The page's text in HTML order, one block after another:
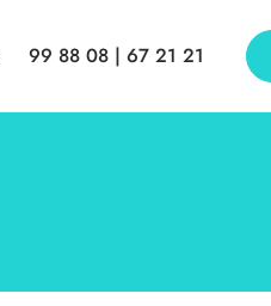
99 88 08 | 67 21 21